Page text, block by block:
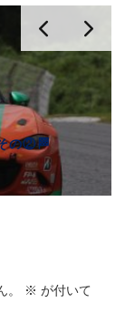
の②🏁
※ が付いて